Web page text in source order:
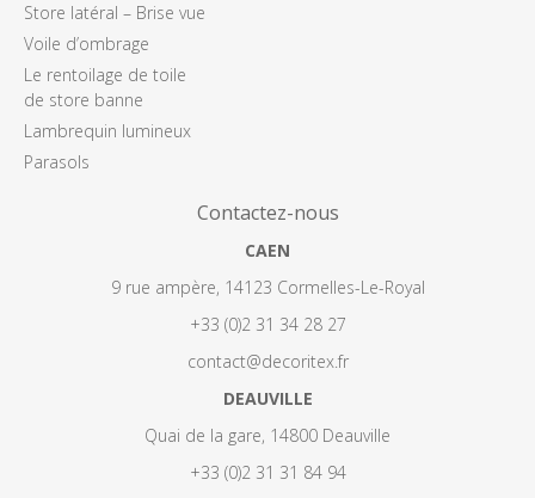
Store latéral – Brise vue
Voile d’ombrage
Le rentoilage de toile
de store banne
Lambrequin lumineux
Parasols
Contactez-nous
CAEN
9 rue ampère, 14123 Cormelles-Le-Royal
+33 (0)2 31 34 28 27
contact@decoritex.fr
DEAUVILLE
Quai de la gare, 14800 Deauville
+33 (0)2 31 31 84 94